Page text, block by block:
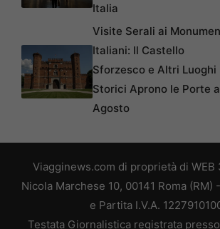
Italia
Visite Serali ai
Italiani: Il Castello
Sforzesco e Altri Luoghi
Storici Aprono le Porte
Agosto
Viagginews.com di proprietà di WEB
Nicola Marchese 10, 00141 Roma (RM)
e Partita I.V.A.
Testata Giornalistica registrata